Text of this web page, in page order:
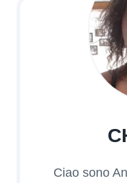
Ciao sono